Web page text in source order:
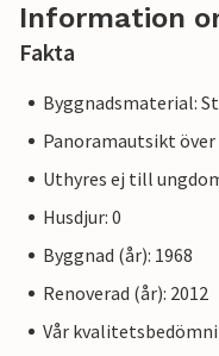
Information
Fakta
Byggnadsmaterial:
Panoramautsikt
Uthyres ej till
Husdjur: 0
Byggnad (år): 1968
Renoverad (år): 2012
Vår